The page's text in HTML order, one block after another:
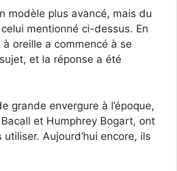
modèle plus avancé, mais du
mentionné ci-dessus. En
oreille a commencé à se
et la réponse a été
grande envergure à l’époque,
et Humphrey Bogart, ont
Aujourd’hui encore, ils